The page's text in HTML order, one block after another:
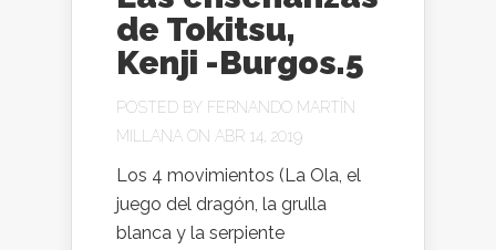
de Tokitsu,
Kenji -Burgos.5
POSTED BY FERNANDO MARTÍN
MILLANA ON ABR 14, 2019
Los 4 movimientos (La Ola, el
juego del dragón, la grulla
blanca y la serpiente